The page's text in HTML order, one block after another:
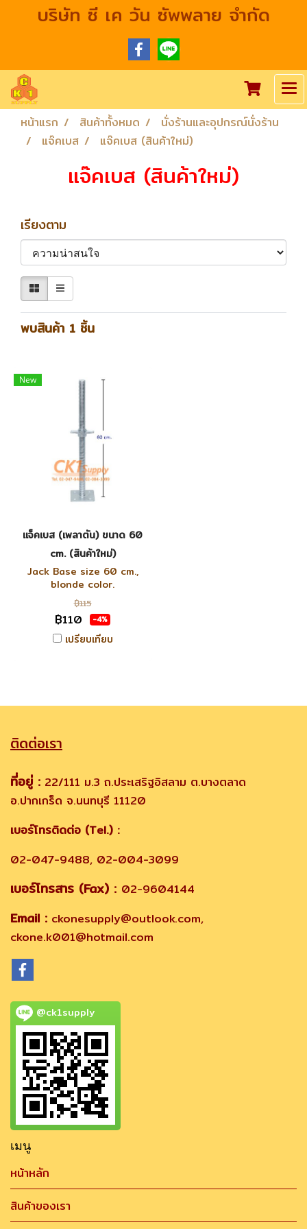
บริษัท ซี เค วัน ซัพพลาย จำกัด
หน้าแรก สินค้าทั้งหมด
นั่งร้านและอุปกรณ์นั่งร้าน
แจ๊คเบส
แจ๊คเบส (สินค้าใหม่)
แจ๊คเบส (สินค้าใหม่)
เรียงตาม
พบสินค้า 1 ชิ้น
New
แจ็คเบส (เพลาตัน) ขนาด 60
cm. (สินค้าใหม่)
Jack Base size 60 cm.,
blonde color.
฿115
฿110 -4%
เปรียบเทียบ
ติดต่อเรา
ที่อยู่ : 22/111 ม.3 ถ.ประเสริฐอิสลาม ต.บางตลาด
อ.ปากเกร็ด จ.นนทบุรี 11120
เบอร์โทรติดต่อ (Tel.) :
02-047-9488, 02-004-3099
เบอร์โทรสาร (Fax) : 02-9604144
Email : ckonesupply@outlook.com,
ckone.k001@hotmail.com
@ck1supply
เมนู
หน้าหลัก
สินค้าของเรา